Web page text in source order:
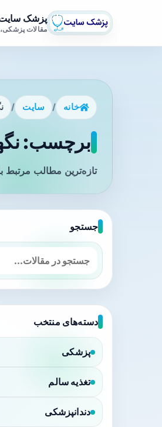
پزشک
مقالات
خانه / سایت /
برچسب:
تازه‌ترین مطالب مرتبط
جستجو
دسته‌های منتخب
پزشکی
تغذیه سالم
دندانپزشکی